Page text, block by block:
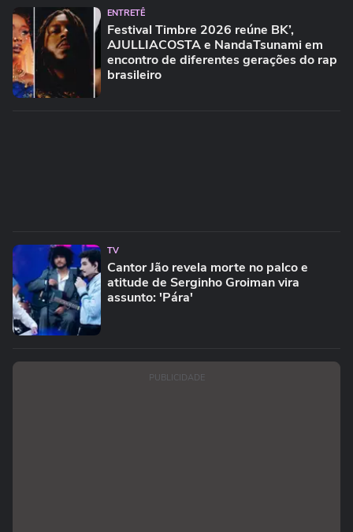
ENTRETÊ
Festival Timbre 2026 reúne BK’,
AJULLIACOSTA e NandaTsunami em
encontro de diferentes gerações do rap
brasileiro
TV
Cantor Jão revela morte no palco e
atitude de Serginho Groiman vira
assunto: 'Pára'
PUBLICIDADE